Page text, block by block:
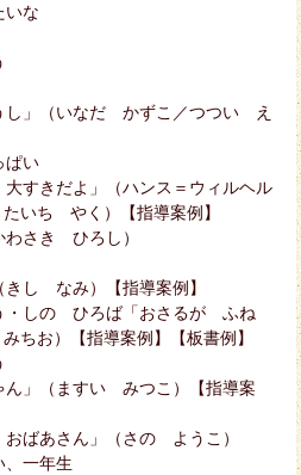
な
」（いなだ かずこ／つつい え
い
すきだよ」（ハンス＝ウィルヘル
いち やく）【指導案例】
さき ひろし）
し なみ）【指導案例】
しの ひろば「おさるが ふね
お）【指導案例】【板書例】
」（ますい みつこ）【指導案
あさん」（さの ようこ）
一年生